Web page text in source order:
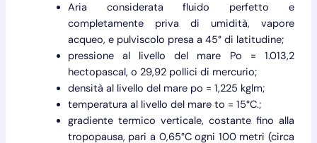
Aria considerata fluido perfetto e
completamente priva di umidità, vapore
acqueo, e pulviscolo presa a 45° di latitudine;
pressione al livello del mare Po = 1.013,2
hectopascal, o 29,92 pollici di mercurio;
densità al livello del mare po = 1,225 kglm;
temperatura al livello del mare to = 15°C.;
gradiente termico verticale, costante fino alla
tropopausa, pari a 0,65°C ogni 100 metri (circa